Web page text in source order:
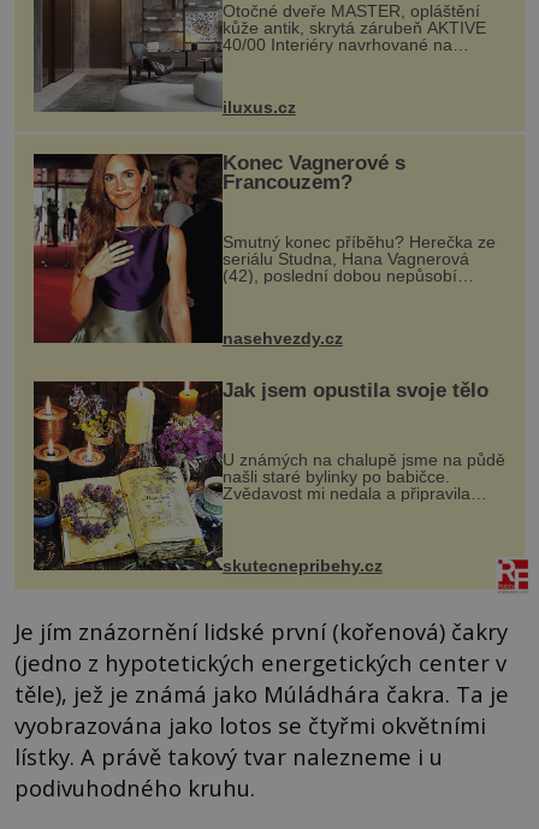
Otočné dveře MASTER, opláštění
kůže antik, skrytá zárubeň AKTIVE
40/00 Interiéry navrhované na
zakázku často vyžadují atypické
rozměry nejen nábytku, ale i
dnes umož...
iluxus.cz
Konec Vagnerové s
Francouzem?
Smutný konec příběhu? Herečka ze
seriálu Studna, Hana Vagnerová
(42), poslední dobou nepůsobí
nasehvezdy.cz
Jak jsem opustila svoje tělo
U známých na chalupě jsme na půdě
našli staré bylinky po babičce.
Zvědavost mi nedala a připravila
jsem si z nich lektvar… Zimní pobyt
na chalupě se pro mě vlastní vinou
změnil v děsivý zážitek, na kt...
skutecnepribehy.cz
Je jím znázornění lidské první (kořenová) čakry
(jedno z hypotetických energetických center v
těle), jež je známá jako Múládhára čakra. Ta je
vyobrazována jako lotos se čtyřmi okvětními
lístky. A právě takový tvar nalezneme i u
podivuhodného kruhu.